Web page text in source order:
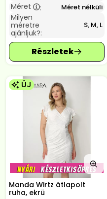
Méret
: Méret nélküli
Milyen
méretre
ajánljuk?:
S, M, L
ÚJ
Manda Wirtz átlapolt
ruha, ekrü